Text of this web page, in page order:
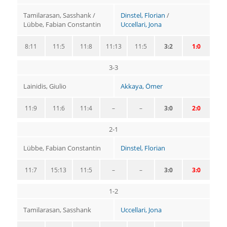
Tamilarasan, Sasshank /
Lübbe, Fabian Constantin
Dinstel, Florian /
Uccellari, Jona
1:0
3:2
11:5
11:13
11:8
11:5
8:11
3-3
Lainidis, Giulio Akkaya, Ömer
2:0
3:0
–
–
11:4
11:6
11:9
2-1
Lübbe, Fabian Constantin Dinstel, Florian
3:0
3:0
–
–
11:5
15:13
11:7
1-2
Tamilarasan, Sasshank Uccellari, Jona